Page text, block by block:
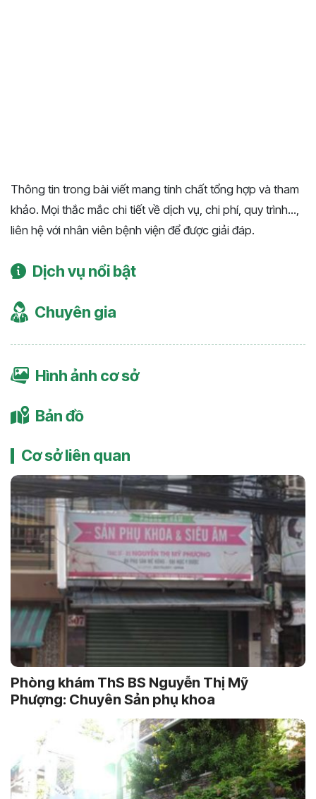
Thông tin trong bài viết mang tính chất tổng hợp và tham
khảo. Mọi thắc mắc chi tiết về dịch vụ, chi phí, quy trình...,
liên hệ với nhân viên bệnh viện để được giải đáp.
Dịch vụ nổi bật
Chuyên gia
Hình ảnh cơ sở
Bản đồ
Cơ sở liên quan
Phòng khám ThS BS Nguyễn Thị Mỹ
Phượng: Chuyên Sản phụ khoa